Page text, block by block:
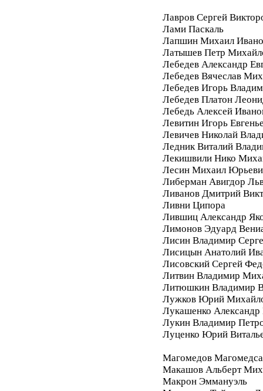
Лавров Сергей
Лами Паскаль
Лапшин Михаил
Латышев Петр
Лебедев Александр
Лебедев Вячеслав
Лебедев Игорь
Лебедев Платон
Лебедь Алексей
Левитин Игорь
Левичев Николай
Ледник Виталий
Лекишвили Нико
Лесин Михаил
Либерман Авигдор
Ливанов Дмитрий
Ливни Ципора
Лившиц Александр
Лимонов Эдуард
Лисин Владимир
Лисицын Анатолий
Лисовский Сергей
Литвин Владимир
Литюшкин Владимир
Лужков Юрий
Лукашенко Александр
Лукин Владимир
Луценко Юрий
Магомедов
Макашов Альберт
Макрон Эммануэль